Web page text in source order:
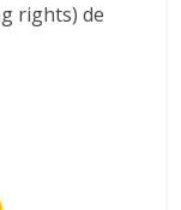
rights) de